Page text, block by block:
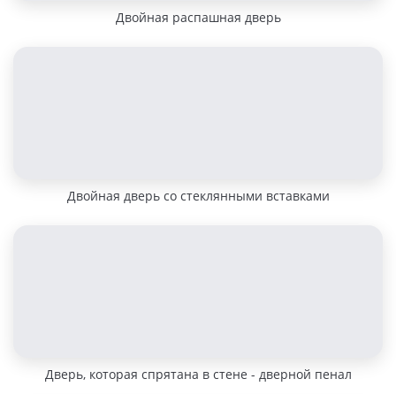
Двойная распашная дверь
Двойная дверь со стеклянными вставками
Дверь, которая спрятана в стене - дверной пенал